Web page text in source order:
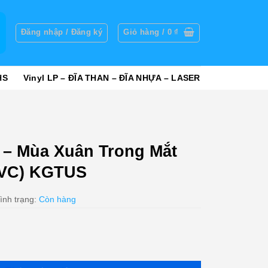
Đăng nhập / Đăng ký Giỏ hàng / 0₫
Vinyl LP – ĐĨA THAN – ĐĨA NHỰA – LASER
Mùa Xuân Trong Mắt
KGTUS
trạng: Còn hàng
Mắt Em - Ý Lan 8 (JVC) KGTUS số lượng